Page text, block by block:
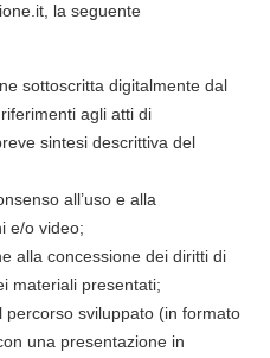
la seguente
sottoscritta digitalmente dal
agli atti di
sintesi descrittiva del
all’uso e alla
e/o video;
alla concessione dei diritti di
materiali presentati;
percorso sviluppato (in formato
una presentazione in